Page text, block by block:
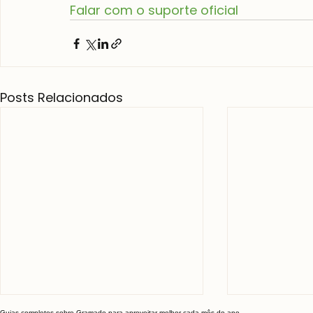
Falar com o suporte oficial
Posts Relacionados